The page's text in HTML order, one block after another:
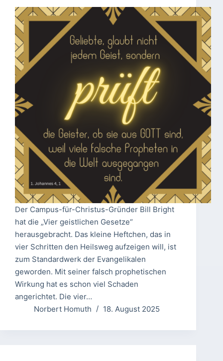
Der Campus-für-Christus-Gründer Bill Bright
hat die „Vier geistlichen Gesetze“
herausgebracht. Das kleine Heftchen, das in
vier Schritten den Heilsweg aufzeigen will, ist
zum Standardwerk der Evangelikalen
geworden. Mit seiner falsch prophetischen
Wirkung hat es schon viel Schaden
angerichtet. Die vier…
Norbert Homuth
18. August 2025